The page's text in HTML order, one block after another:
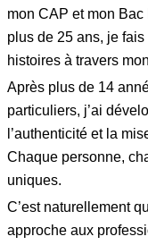
mon CAP et mon
plus de 25 ans, je
histoires à travers
Après plus de 14
particuliers, j’ai
l’authenticité et la
Chaque personne,
uniques.
C’est naturellement
approche aux